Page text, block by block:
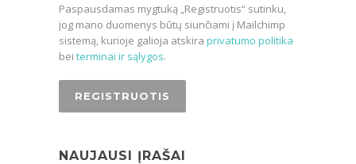
Paspausdamas mygtuką „Registruotis“ sutinku,
jog mano duomenys būtų siunčiami į Mailchimp
sistemą, kurioje galioja atskira privatumo politika
bei terminai ir sąlygos.
NAUJAUSI ĮRAŠAI